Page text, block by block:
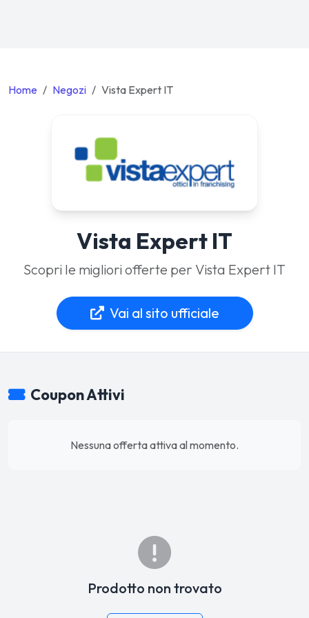
Home Negozi Vista Expert IT
Vista Expert IT
Scopri le migliori offerte per Vista Expert IT
Vai al sito ufficiale
Coupon Attivi
Nessuna offerta attiva al momento.
Prodotto non trovato